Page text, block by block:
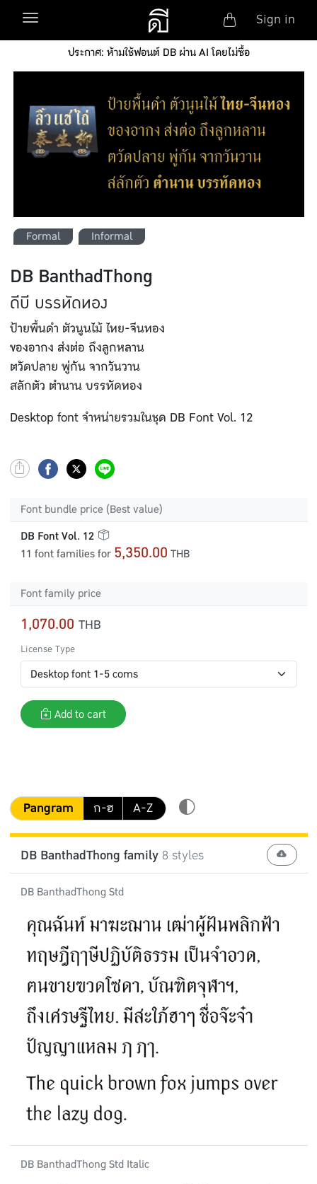
Skip to main content
Toggle navigation Sign in
ประกาศ: ห้ามใช้ฟอนต์ DB ผ่าน AI โดยไม่ซื้อ
Formal Informal
DB BanthadThong
ดีบี บรรทัดทอง
ป้ายพื้นดำ ตัวนูนไม้ ไทย-จีนทอง
ของอากง ส่งต่อ ถึงลูกหลาน
ตวัดปลาย พู่กัน จากวันวาน
สลักตัว ตำนาน บรรทัดทอง
Desktop font จำหน่ายรวมในชุด DB Font Vol. 12
Font bundle price (Best value)
DB Font Vol. 12
11 font families for 5,350.00 THB
Font family price
1,070.00 THB
License Type
Add to cart
Pangram ก-ฮ A-Z
DB BanthadThong family8 styles
DB BanthadThong Std
DB BanthadThong Std Italic